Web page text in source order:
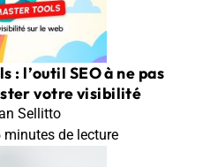
: l’outil SEO à ne pas
votre visibilité
Sellitto
minutes de lecture